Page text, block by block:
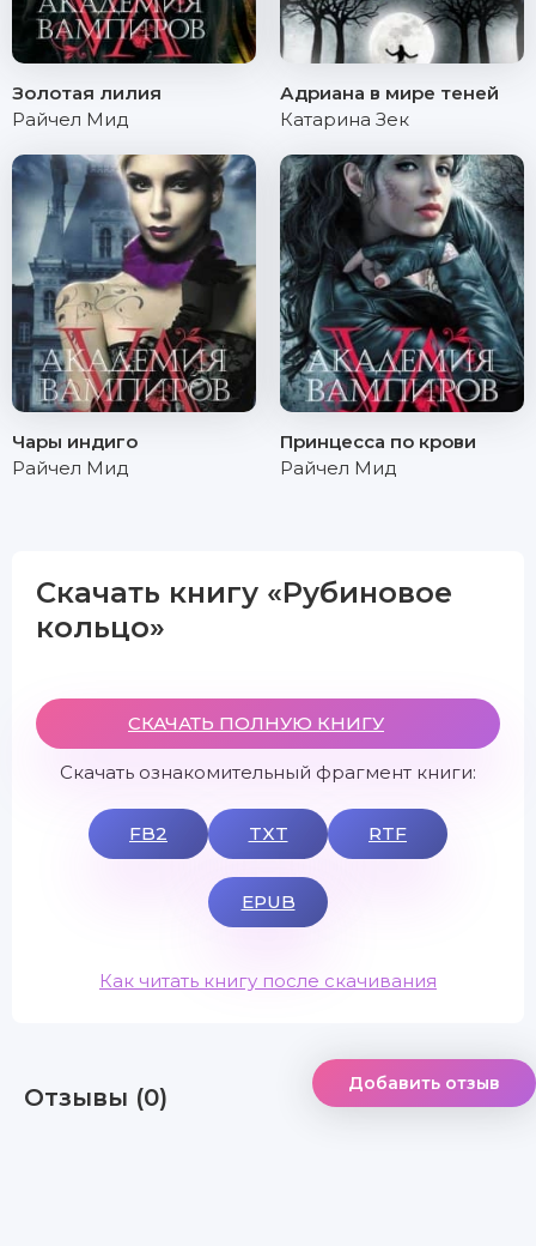
Золотая лилия
Райчел Мид
Адриана в мире теней
Катарина Зек
Чары индиго
Райчел Мид
Принцесса по крови
Райчел Мид
Скачать книгу «Рубиновое
кольцо»
СКАЧАТЬ ПОЛНУЮ КНИГУ
Скачать ознакомительный фрагмент книги:
FB2 TXT RTF
EPUB
Как читать книгу после скачивания
Отзывы (0) Добавить отзыв